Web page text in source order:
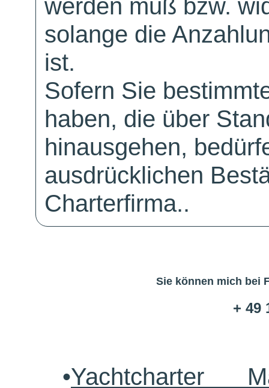
werden muß bzw.
solange die
ist.
Sofern Sie
haben, die über
hinausgehen,
ausdrücklichen
Charterfirma..
Sie können mich bei
+ 49
•Yachtcharter